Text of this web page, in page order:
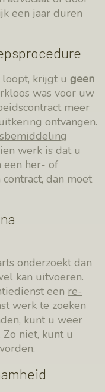
een jaar duren
krijgt u geen
was voor uw
meer
ontvangen.
werk is dat u
een her- of
dan moet
onderzoekt dan
kan uitvoeren.
een re-
werk te zoeken
kunt u weer
niet, kunt u